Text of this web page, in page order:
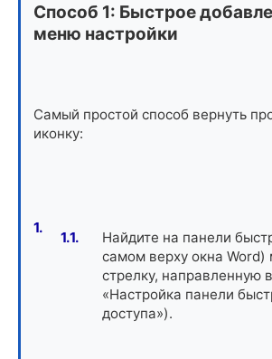
Способ 1: Быстрое
меню настройки
Самый простой способ вернуть
иконку:
Найдите на панели
самом верху окна Word)
стрелку, направленную
«Настройка панели
доступа»).